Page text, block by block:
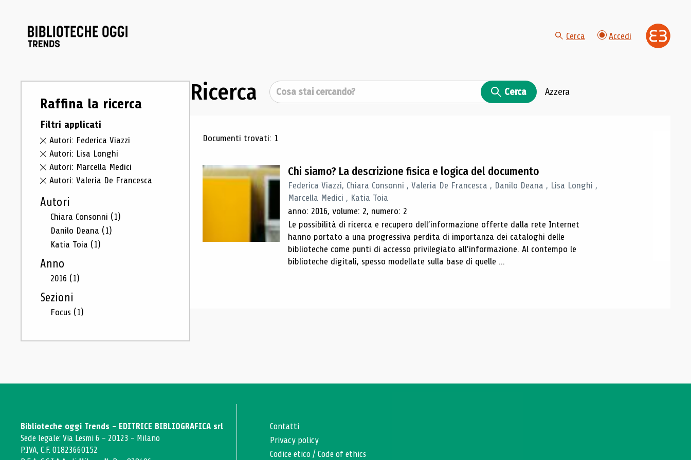
Cerca Accedi
Raffina la ricerca
Filtri applicati
Autori: Federica Viazzi
Autori: Lisa Longhi
Autori: Marcella Medici
Autori: Valeria De Francesca
Autori
Chiara Consonni (1)
Danilo Deana (1)
Katia Toia (1)
Anno
2016 (1)
Sezioni
Focus (1)
Ricerca Cerca Cerca Azzera
Risultati di ricerca
Documenti trovati: 1
Chi siamo? La descrizione fisica e logica del documento
Federica Viazzi, Chiara Consonni , Valeria De Francesca , Danilo Deana , Lisa Longhi ,
Marcella Medici , Katia Toia
anno: 2016, volume: 2, numero: 2
Le possibilità di ricerca e recupero dell’informazione offerte dalla rete Internet
hanno portato a una progressiva perdita di importanza dei cataloghi delle
biblioteche come punti di accesso privilegiato all’informazione. Al contempo le
biblioteche digitali, spesso modellate sulla base di quelle ...
Biblioteche oggi Trends - EDITRICE BIBLIOGRAFICA srl
Sede legale: Via Lesmi 6 - 20123 - Milano
P.IVA, C.F. 01823660152
Contatti
Privacy policy
Codice etico /Code of ethics